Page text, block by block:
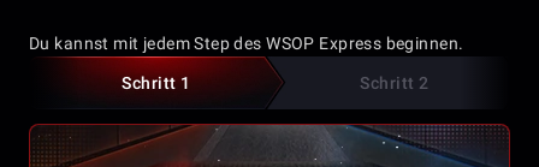
Du kannst mit jedem Step des WSOP Express beginnen.
Schritt 1 Schritt 2